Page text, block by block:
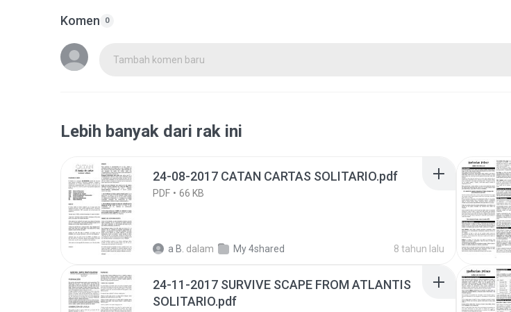
Komen 0
Tambah komen baru
Lebih banyak dari rak ini
24-08-2017 CATAN CARTAS SOLITARIO.pdf
PDF 66 KB
a B. dalam My 4shared 8 tahun lalu
24-11-2017 SURVIVE SCAPE FROM ATLANTIS
SOLITARIO.pdf